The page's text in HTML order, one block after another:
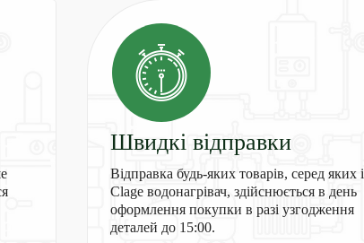
Швидкі відправки
Відправка будь-яких товарів, серед яких і
Clage водонагрівач, здійснюється в день
оформлення покупки в разі узгодження
деталей до 15:00.